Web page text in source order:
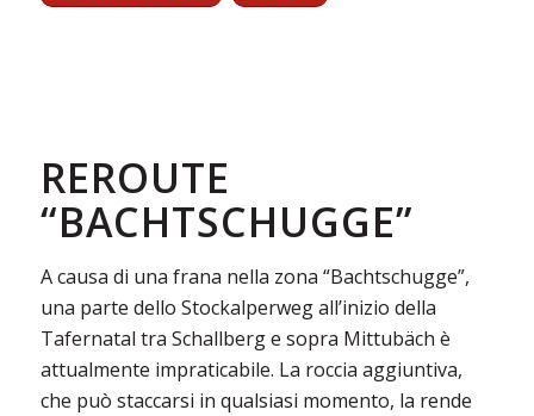
REROUTE
“BACHTSCHUGGE”
A causa di una frana nella zona “Bachtschugge”,
una parte dello Stockalperweg all’inizio della
Tafernatal tra Schallberg e sopra Mittubäch è
attualmente impraticabile. La roccia aggiuntiva,
che può staccarsi in qualsiasi momento, la rende